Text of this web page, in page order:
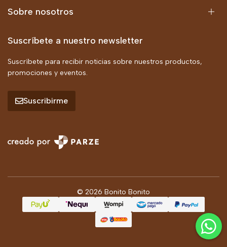
Sobre nosotros
Suscríbete a nuestro newsletter
Suscríbete para recibir noticias sobre nuestros productos,
promociones y eventos.
Suscribirme
© 2026 Bonito Bonito